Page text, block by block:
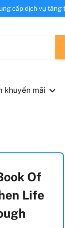
cấp dịch vụ
khuyến mãi
Of
Life